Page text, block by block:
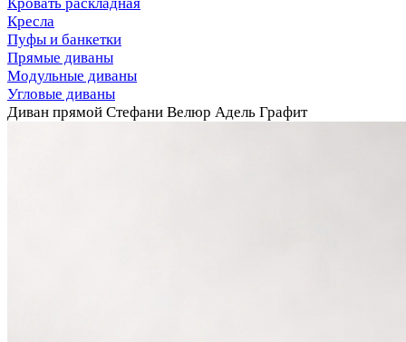
Кресла
Пуфы и банкетки
Прямые диваны
Модульные диваны
Угловые диваны
Диван прямой Стефани Велюр Адель Графит